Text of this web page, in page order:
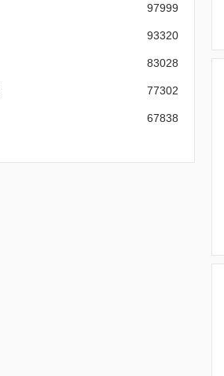
97999
93320
83028
77302
67838